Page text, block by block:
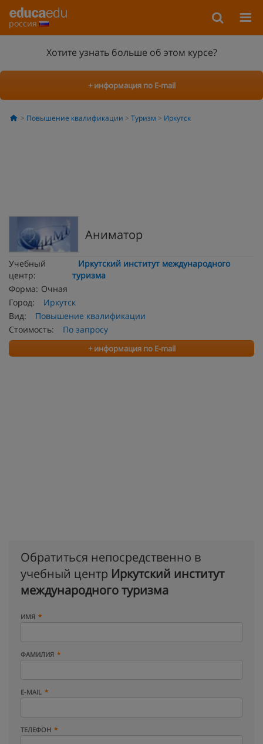
россия
Хотите узнать больше об этом курсе?
+ информация по E-mail
Повышение квалификации Туризм Иркутск
Аниматор
Учебный
центр:
Иркутский институт международного
туризма
Форма: Очная
Город:
Иркутск
Вид:
Повышение квалификации
Стоимость:
По запросу
+ информация по E-mail
Обратиться непосредственно в
учебный центр Иркутский институт
международного туризма
ИМЯ
ФАМИЛИЯ
E-MAIL
ТЕЛЕФОН